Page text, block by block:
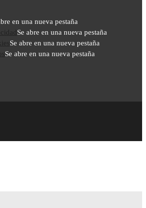
en una nueva pestaña
Se abre en una nueva pestaña
Se abre en una nueva pestaña
Se abre en una nueva pestaña